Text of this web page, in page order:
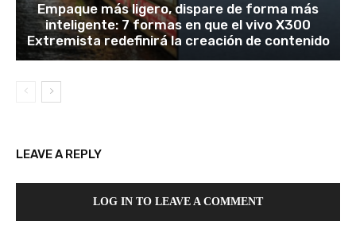
Empaque más ligero, dispare de forma más
inteligente: 7 formas en que el vivo X300
Extremista redefinirá la creación de contenido
LEAVE A REPLY
LOG IN TO LEAVE A COMMENT